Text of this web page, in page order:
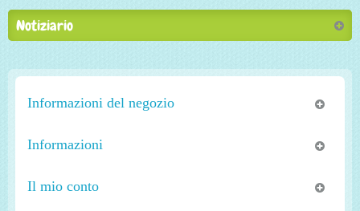
Notiziario
Informazioni del negozio
Informazioni
Il mio conto